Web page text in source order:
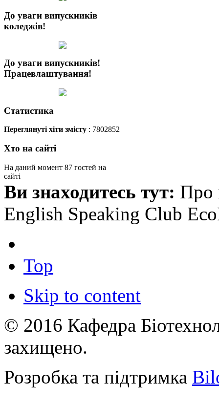
До уваги випускників
коледжів!
До уваги випускників!
Працевлаштування!
Статистика
Переглянуті хіти змісту : 7802852
Хто на сайті
На даний момент 87 гостей на
сайті
Ви знаходитесь тут: Про
English Speaking Club
Top
Skip to content
© 2016 Кафедра
захищено.
Розробка та підтримка